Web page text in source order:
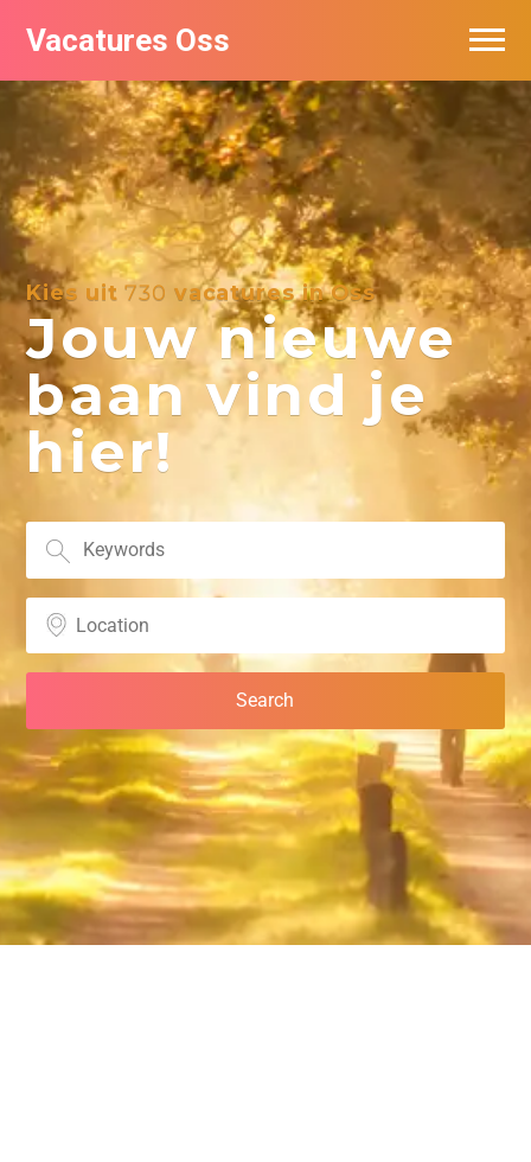
Vacatures Oss
Kies uit730 vacatures in Oss
Jouw nieuwe
baan vind je
hier!